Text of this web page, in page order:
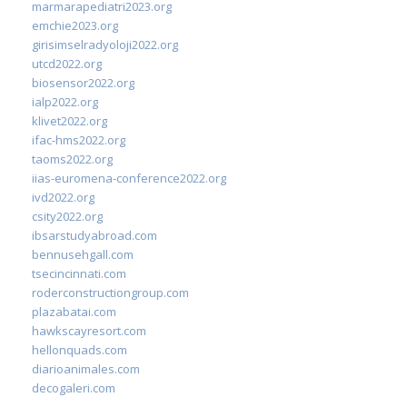
marmarapediatri2023.org
emchie2023.org
girisimselradyoloji2022.org
utcd2022.org
biosensor2022.org
ialp2022.org
klivet2022.org
ifac-hms2022.org
taoms2022.org
iias-euromena-conference2022.org
ivd2022.org
csity2022.org
ibsarstudyabroad.com
bennusehgall.com
tsecincinnati.com
roderconstructiongroup.com
plazabatai.com
hawkscayresort.com
hellonquads.com
diarioanimales.com
decogaleri.com